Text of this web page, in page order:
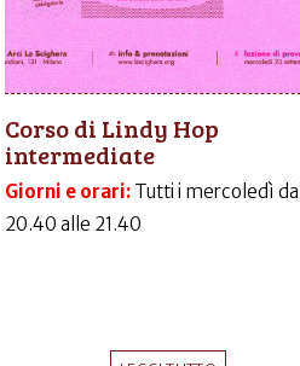
Corso di Lindy Hop
intermediate
Giorni e orari: Tutti i mercoledì
20.40 alle 21.40